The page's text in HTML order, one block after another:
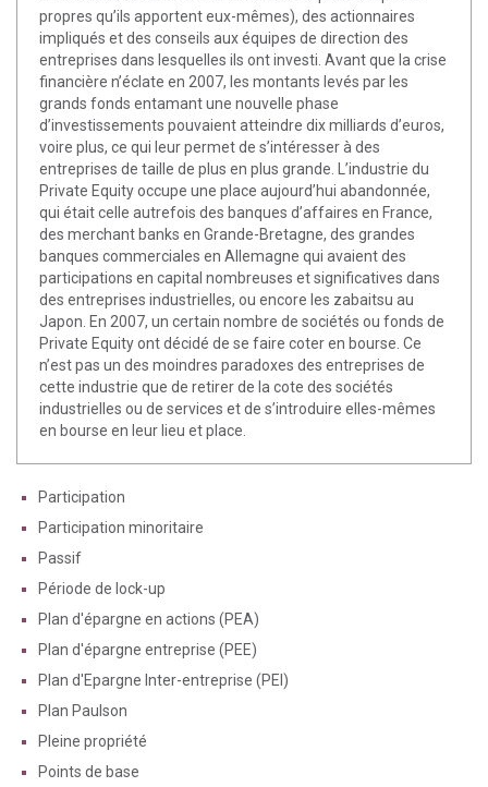
propres qu’ils apportent eux-mêmes), des actionnaires
impliqués et des conseils aux équipes de direction des
entreprises dans lesquelles ils ont investi. Avant que la crise
financière n’éclate en 2007, les montants levés par les
grands fonds entamant une nouvelle phase
d’investissements pouvaient atteindre dix milliards d’euros,
voire plus, ce qui leur permet de s’intéresser à des
entreprises de taille de plus en plus grande. L’industrie du
Private Equity occupe une place aujourd’hui abandonnée,
qui était celle autrefois des banques d’affaires en France,
des merchant banks en Grande-Bretagne, des grandes
banques commerciales en Allemagne qui avaient des
participations en capital nombreuses et significatives dans
des entreprises industrielles, ou encore les zabaitsu au
Japon. En 2007, un certain nombre de sociétés ou fonds de
Private Equity ont décidé de se faire coter en bourse. Ce
n’est pas un des moindres paradoxes des entreprises de
cette industrie que de retirer de la cote des sociétés
industrielles ou de services et de s’introduire elles-mêmes
en bourse en leur lieu et place.
Participation
Participation minoritaire
Passif
Période de lock-up
Plan d'épargne en actions (PEA)
Plan d'épargne entreprise (PEE)
Plan d'Epargne Inter-entreprise (PEI)
Plan Paulson
Pleine propriété
Points de base